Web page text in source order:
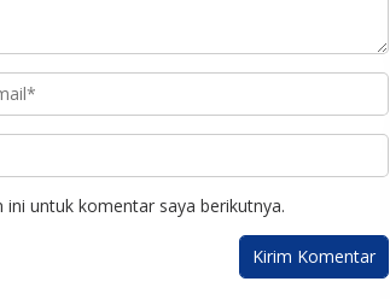
untuk komentar saya berikutnya.